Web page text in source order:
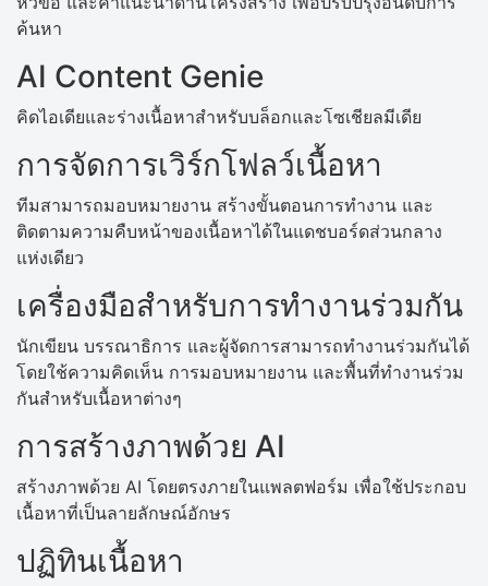
ค้นหา
AI Content Genie
คิดไอเดียและร่างเนื้อหาสำหรับบล็อกและโซเชียลมีเดีย
การจัดการเวิร์กโฟลว์เนื้อหา
ทีมสามารถมอบหมายงาน สร้างขั้นตอนการทำงาน และ
ติดตามความคืบหน้าของเนื้อหาได้ในแดชบอร์ดส่วนกลาง
แห่งเดียว
เครื่องมือสำหรับการทำงานร่วมกัน
นักเขียน บรรณาธิการ และผู้จัดการสามารถทำงานร่วมกันได้
โดยใช้ความคิดเห็น การมอบหมายงาน และพื้นที่ทำงานร่วม
กันสำหรับเนื้อหาต่างๆ
การสร้างภาพด้วย AI
สร้างภาพด้วย AI โดยตรงภายในแพลตฟอร์ม เพื่อใช้ประกอบ
เนื้อหาที่เป็นลายลักษณ์อักษร
ปฏิทินเนื้อหา